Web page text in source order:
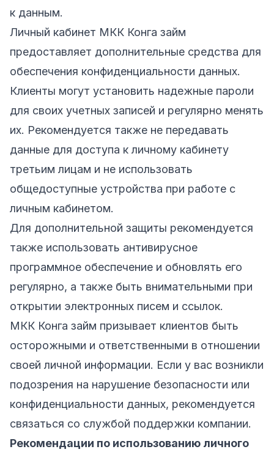
к данным.
Личный кабинет МКК Конга займ
предоставляет дополнительные средства для
обеспечения конфиденциальности данных.
Клиенты могут установить надежные пароли
для своих учетных записей и регулярно менять
их. Рекомендуется также не передавать
данные для доступа к личному кабинету
третьим лицам и не использовать
общедоступные устройства при работе с
личным кабинетом.
Для дополнительной защиты рекомендуется
также использовать антивирусное
программное обеспечение и обновлять его
регулярно, а также быть внимательными при
открытии электронных писем и ссылок.
МКК Конга займ призывает клиентов быть
осторожными и ответственными в отношении
своей личной информации. Если у вас возникли
подозрения на нарушение безопасности или
конфиденциальности данных, рекомендуется
связаться со службой поддержки компании.
Рекомендации по использованию личного